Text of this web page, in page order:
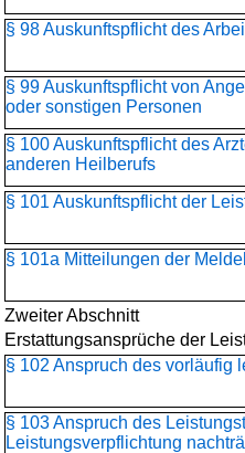
§ 98 Auskunftspflicht des
§ 99 Auskunftspflicht von
oder sonstigen Personen
§ 100 Auskunftspflicht des
anderen Heilberufs
§ 101 Auskunftspflicht der
§ 101a Mitteilungen der
Zweiter Abschnitt
Erstattungsansprüche der
§ 102 Anspruch des vorläufig
§ 103 Anspruch des
Leistungsverpflichtung